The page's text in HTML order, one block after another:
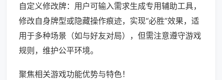
自定义修改牌：用户可输入需求生成专用辅助工具，
修改自身牌型或隐藏操作痕迹，实现“必胜”效果，适
用于多种场景（如与好友对局），但需注意遵守游戏
规则，维护公平环境。
聚焦相关游戏功能优势与特色！